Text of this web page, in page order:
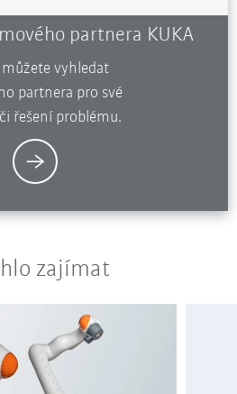
partnera KUKA
můžete vyhledat
partnera pro své
řešení problému.
zajímat